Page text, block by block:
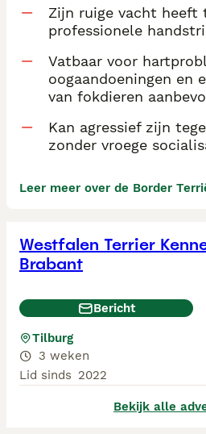
Zijn ruige vacht heeft
professionele
Vatbaar voor
oogaandoeningen en
van fokdieren
Kan agressief zijn
zonder vroege
Leer meer over de Border
Westfalen Terrier
Brabant
Bericht
Tilburg
3 weken
Lid sinds 2022
Bekijk alle